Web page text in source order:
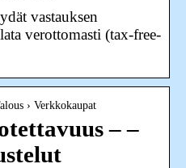
vastauksen
verottomasti (tax-free-
› Verkkokaupat
– –